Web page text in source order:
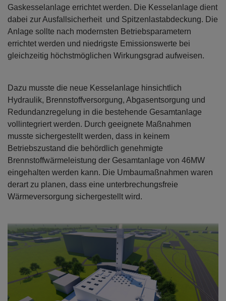
Gaskesselanlage errichtet werden. Die Kesselanlage dient
dabei zur Ausfallsicherheit und Spitzenlastabdeckung. Die
Anlage sollte nach modernsten Betriebsparametern
errichtet werden und niedrigste Emissionswerte bei
gleichzeitig höchstmöglichen Wirkungsgrad aufweisen.
Dazu musste die neue Kesselanlage hinsichtlich
Hydraulik, Brennstoffversorgung, Abgasentsorgung und
Redundanzregelung in die bestehende Gesamtanlage
vollintegriert werden. Durch geeignete Maßnahmen
musste sichergestellt werden, dass in keinem
Betriebszustand die behördlich genehmigte
Brennstoffwärmeleistung der Gesamtanlage von 46MW
eingehalten werden kann. Die Umbaumaßnahmen waren
derart zu planen, dass eine unterbrechungsfreie
Wärmeversorgung sichergestellt wird.